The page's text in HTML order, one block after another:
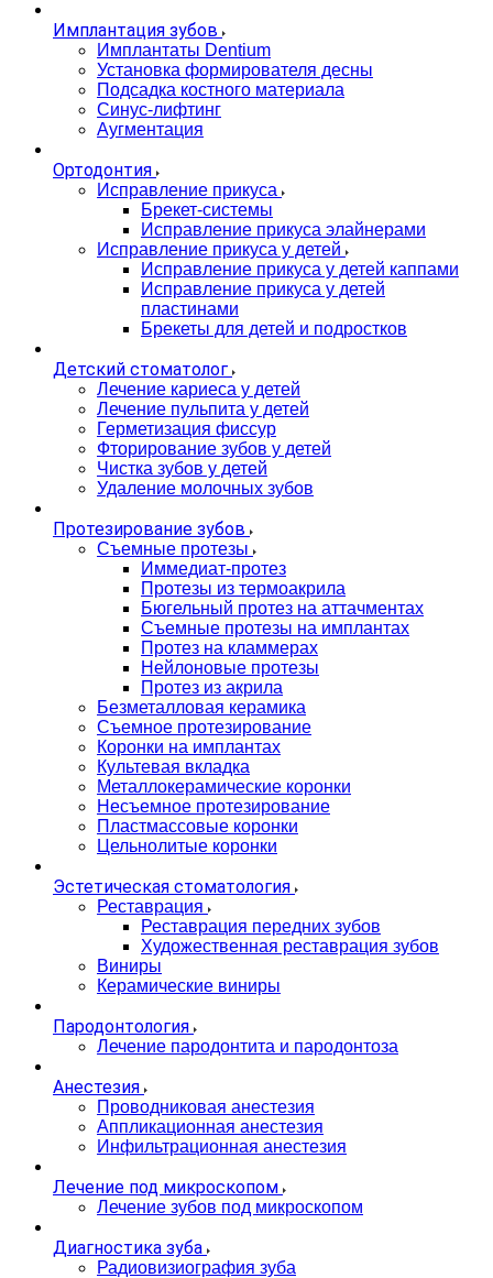
Имплантация зубов
Имплантаты Dentium
Установка формирователя десны
Подсадка костного материала
Синус-лифтинг
Аугментация
Ортодонтия
Исправление прикуса
Брекет-системы
Исправление прикуса элайнерами
Исправление прикуса у детей
Исправление прикуса у детей каппами
Исправление прикуса у детей
пластинами
Брекеты для детей и подростков
Детский стоматолог
Лечение кариеса у детей
Лечение пульпита у детей
Герметизация фиссур
Фторирование зубов у детей
Чистка зубов у детей
Удаление молочных зубов
Протезирование зубов
Съемные протезы
Иммедиат-протез
Протезы из термоакрила
Бюгельный протез на аттачментах
Съемные протезы на имплантах
Протез на кламмерах
Нейлоновые протезы
Протез из акрила
Безметалловая керамика
Съемное протезирование
Коронки на имплантах
Культевая вкладка
Металлокерамические коронки
Несъемное протезирование
Пластмассовые коронки
Цельнолитые коронки
Эстетическая стоматология
Реставрация
Реставрация передних зубов
Художественная реставрация зубов
Виниры
Керамические виниры
Пародонтология
Лечение пародонтита и пародонтоза
Анестезия
Проводниковая анестезия
Аппликационная анестезия
Инфильтрационная анестезия
Лечение под микроскопом
Лечение зубов под микроскопом
Диагностика зуба
Радиовизиография зуба